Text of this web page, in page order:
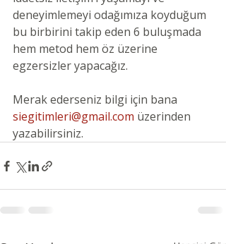
deneyimlemeyi odağımıza koyduğum
bu birbirini takip eden 6 buluşmada
hem metod hem öz üzerine
egzersizler yapacağız.
Merak ederseniz bilgi için bana
siegitimleri@gmail.com üzerinden
yazabilirsiniz.